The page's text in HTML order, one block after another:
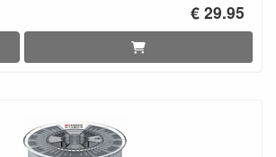
€ 29.95